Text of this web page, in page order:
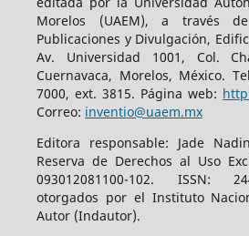
Morelos (UAEM), a través
Publicaciones y Divulgación,
Av. Universidad 1001, Col.
Cuernavaca, Morelos, México.
7000, ext. 3815. Página web:
Correo: inventio@uaem.mx
Editora responsable: Jade
Reserva de Derechos al Uso
093012081100-102. ISSN:
otorgados por el Instituto
Autor (Indautor).